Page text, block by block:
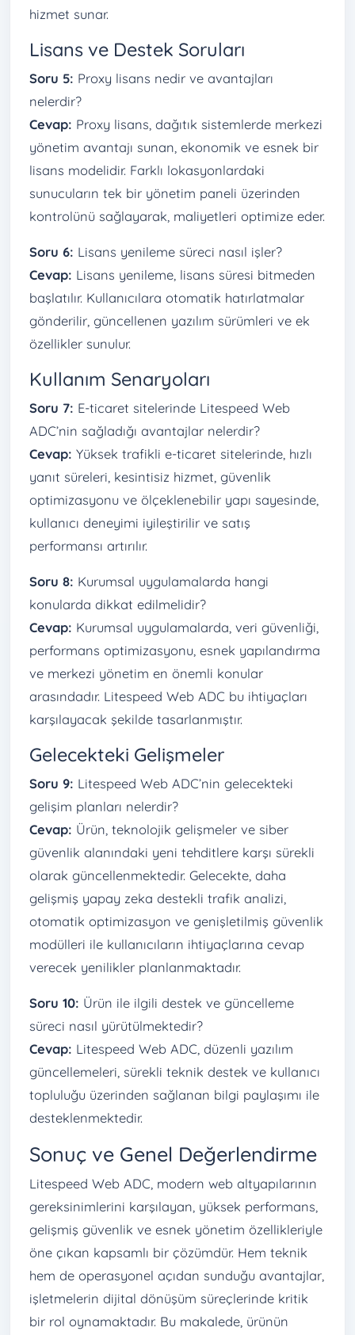
hizmet sunar.
Lisans ve Destek Soruları
Soru 5: Proxy lisans nedir ve avantajları
nelerdir?
Cevap: Proxy lisans, dağıtık sistemlerde merkezi
yönetim avantajı sunan, ekonomik ve esnek bir
lisans modelidir. Farklı lokasyonlardaki
sunucuların tek bir yönetim paneli üzerinden
kontrolünü sağlayarak, maliyetleri optimize eder.
Soru 6: Lisans yenileme süreci nasıl işler?
Cevap: Lisans yenileme, lisans süresi bitmeden
başlatılır. Kullanıcılara otomatik hatırlatmalar
gönderilir, güncellenen yazılım sürümleri ve ek
özellikler sunulur.
Kullanım Senaryoları
Soru 7: E-ticaret sitelerinde Litespeed Web
ADC’nin sağladığı avantajlar nelerdir?
Cevap: Yüksek trafikli e-ticaret sitelerinde, hızlı
yanıt süreleri, kesintisiz hizmet, güvenlik
optimizasyonu ve ölçeklenebilir yapı sayesinde,
kullanıcı deneyimi iyileştirilir ve satış
performansı artırılır.
Soru 8: Kurumsal uygulamalarda hangi
konularda dikkat edilmelidir?
Cevap: Kurumsal uygulamalarda, veri güvenliği,
performans optimizasyonu, esnek yapılandırma
ve merkezi yönetim en önemli konular
arasındadır. Litespeed Web ADC bu ihtiyaçları
karşılayacak şekilde tasarlanmıştır.
Gelecekteki Gelişmeler
Soru 9: Litespeed Web ADC’nin gelecekteki
gelişim planları nelerdir?
Cevap: Ürün, teknolojik gelişmeler ve siber
güvenlik alanındaki yeni tehditlere karşı sürekli
olarak güncellenmektedir. Gelecekte, daha
gelişmiş yapay zeka destekli trafik analizi,
otomatik optimizasyon ve genişletilmiş güvenlik
modülleri ile kullanıcıların ihtiyaçlarına cevap
verecek yenilikler planlanmaktadır.
Soru 10: Ürün ile ilgili destek ve güncelleme
süreci nasıl yürütülmektedir?
Cevap: Litespeed Web ADC, düzenli yazılım
güncellemeleri, sürekli teknik destek ve kullanıcı
topluluğu üzerinden sağlanan bilgi paylaşımı ile
desteklenmektedir.
Sonuç ve Genel Değerlendirme
Litespeed Web ADC, modern web altyapılarının
gereksinimlerini karşılayan, yüksek performans,
gelişmiş güvenlik ve esnek yönetim özellikleriyle
öne çıkan kapsamlı bir çözümdür. Hem teknik
hem de operasyonel açıdan sunduğu avantajlar,
işletmelerin dijital dönüşüm süreçlerinde kritik
bir rol oynamaktadır. Bu makalede, ürünün